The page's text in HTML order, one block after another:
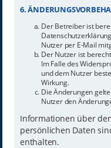
6.
Der Betreiber ist
Nutzer per E-Mail
Der Nutzer ist
Im Falle des
und dem Nutzer
Wirkung.
Die Änderungen
Nutzer den
Informationen über
persönlichen Daten
enthalten.